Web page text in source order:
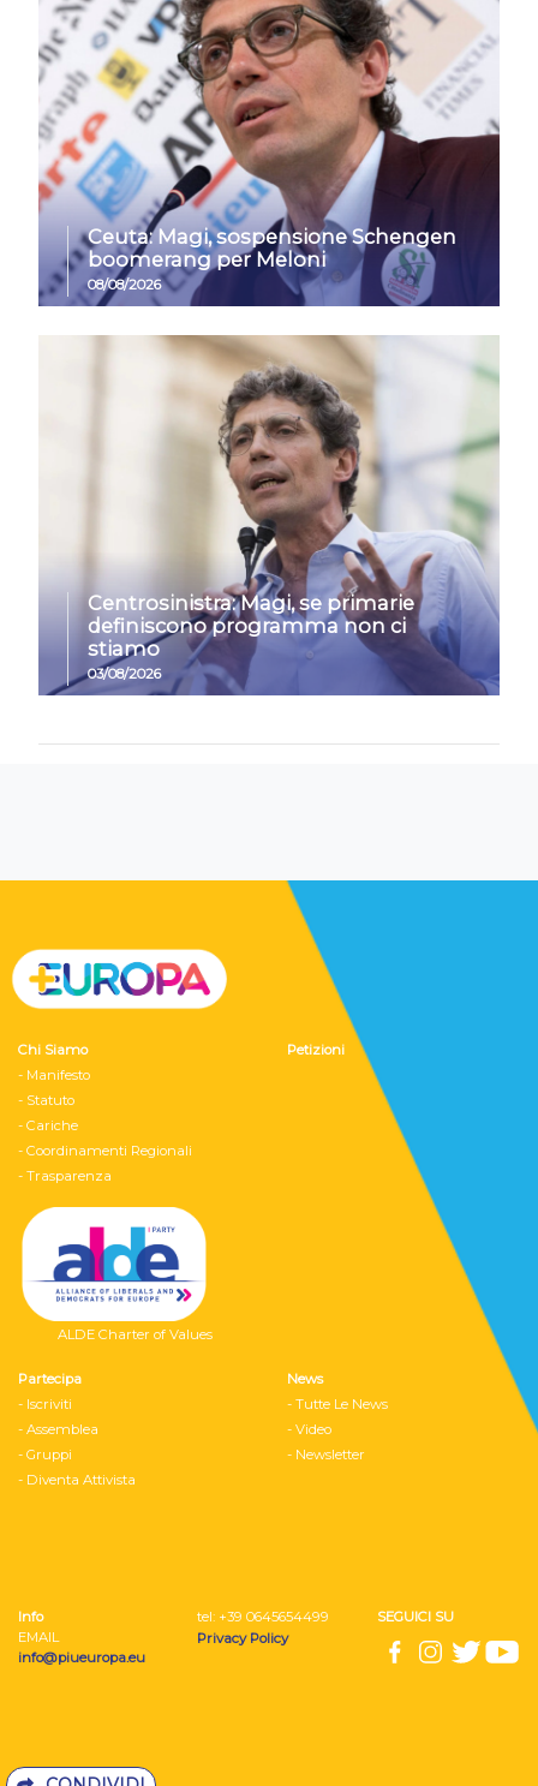
Ceuta: Magi, sospensione Schengen
boomerang per Meloni
08/08/2026
Centrosinistra: Magi, se primarie
definiscono programma non ci
stiamo
03/08/2026
Chi Siamo
- Manifesto
- Statuto
- Cariche
- Coordinamenti Regionali
- Trasparenza
ALDE Charter of Values
Petizioni
Partecipa
- Iscriviti
- Assemblea
- Gruppi
- Diventa Attivista
News
- Tutte Le News
- Video
- Newsletter
Info
EMAIL
info@piueuropa.eu
tel: ‭+39 0645654499
Privacy Policy
SEGUICI SU